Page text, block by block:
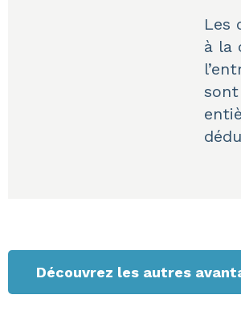
Les
à la
sont
Découvrez les autres